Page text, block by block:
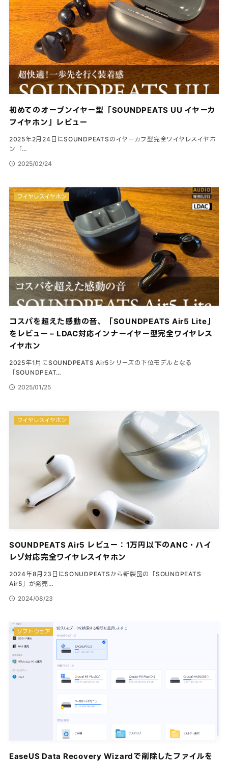
初めてのオープンイヤー型「SOUNDPEATS UU イヤーカ
フイヤホン」レビュー
2025年2月24日にSOUNDPEATSのイヤーカフ型完全ワイヤレスイヤホ
ン「…
2025/02/24
コスパを超えた感動の音、「SOUNDPEATS Air5 Lite」
をレビュー – LDAC対応インナーイヤー型完全ワイヤレス
イヤホン
2025年1月にSOUNDPEATS Air5シリーズの下位モデルとなる
「SOUNDPEAT…
2025/01/25
ワイヤレスイヤホン
SOUNDPEATS Air5 レビュー：1万円以下のANC・ハイ
レゾ対応完全ワイヤレスイヤホン
2024年8月23日にSONUDPEATSから新製品の「SOUNDPEATS
Air5」が発売…
2024/08/23
ワイヤレスイヤホン
EaseUS Data Recovery Wizardで削除したファイルを
ソフトウェア